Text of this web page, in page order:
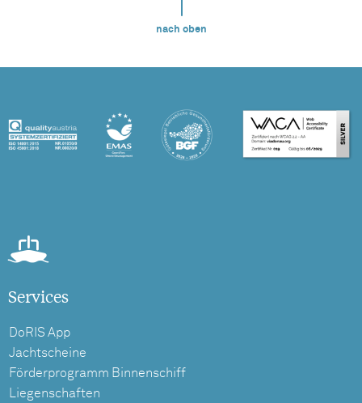
nach oben
Services
DoRIS App
Jachtscheine
Förderprogramm Binnenschiff
Liegenschaften